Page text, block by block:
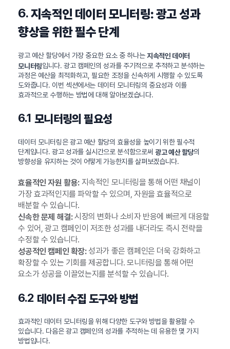
6.지속적인 데이터 모니터링: 광고 성과
향상을 위한 필수 단계
광고 예산 할당에서 가장 중요한 요소 중 하나는지속적인 데이터
모니터링입니다. 광고 캠페인의 성과를 주기적으로 추적하고 분석하는
과정은 예산을 최적화하고, 필요한 조정을 신속하게 시행할 수 있도록
도와줍니다. 이번 섹션에서는 데이터 모니터링의 중요성과 이를
효과적으로 수행하는 방법에 대해 알아보겠습니다.
6.1 모니터링의 필요성
데이터 모니터링은 광고 예산 할당의 효율성을 높이기 위한 필수적
단계입니다. 광고 성과를 실시간으로 분석함으로써 광고 예산 할당의
방향성을 유지하는 것이 어떻게 가능한지를 살펴보겠습니다.
효율적인 자원 활용:지속적인 모니터링을 통해 어떤 채널이
가장 효과적인지를 파악할 수 있으며, 자원을 효율적으로
배분할 수 있습니다.
신속한 문제 해결:시장의 변화나 소비자 반응에 빠르게 대응할
수 있어, 광고 캠페인이 저조한 성과를 내더라도 즉시 전략을
수정할 수 있습니다.
성공적인 캠페인 확장:성과가 좋은 캠페인은 더욱 강화하고
확장할 수 있는 기회를 제공합니다. 모니터링을 통해 어떤
요소가 성공을 이끌었는지를 분석할 수 있습니다.
6.2 데이터 수집 도구와 방법
효과적인 데이터 모니터링을 위해 다양한 도구와 방법을 활용할 수
있습니다. 다음은 광고 캠페인의 성과를 추적하는 데 유용한 몇 가지
방법입니다.